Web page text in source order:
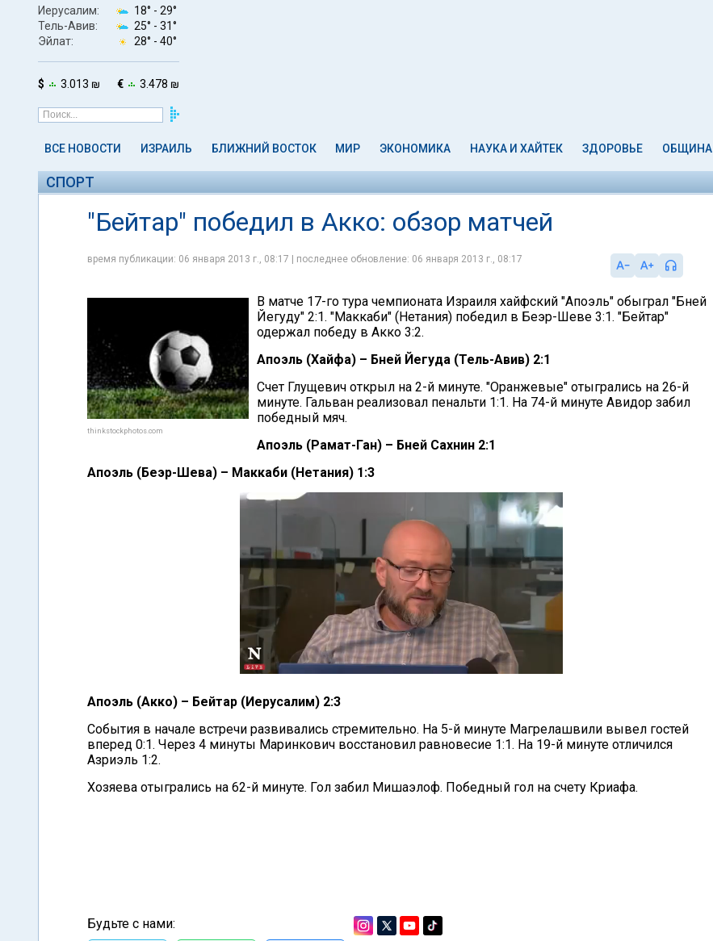
Иерусалим: 18° - 29°
Тель-Авив:
25° - 31°
Эйлат:
28° - 40°
$ 3.013 ₪ € 3.478 ₪
ВСЕ НОВОСТИ ИЗРАИЛЬ БЛИЖНИЙ ВОСТОК МИР ЭКОНОМИКА НАУКА И ХАЙТЕК ЗДОРОВЬЕ ОБЩИНА
СПОРТ
"Бейтар" победил в Акко: обзор матчей
время публикации: 06 января 2013 г., 08:17 | последнее обновление: 06 января 2013 г., 08:17
thinkstockphotos.com
В матче 17-го тура чемпионата Израиля хайфский "Апоэль" обыграл "Бней
Йегуду" 2:1. "Маккаби" (Нетания) победил в Беэр-Шеве 3:1. "Бейтар"
одержал победу в Акко 3:2.
Апоэль (Хайфа) – Бней Йегуда (Тель-Авив) 2:1
Счет Глущевич открыл на 2-й минуте. "Оранжевые" отыгрались на 26-й
минуте. Гальван реализовал пенальти 1:1. На 74-й минуте Авидор забил
победный мяч.
Апоэль (Рамат-Ган) – Бней Сахнин 2:1
Апоэль (Беэр-Шева) – Маккаби (Нетания) 1:3
Апоэль (Акко) – Бейтар (Иерусалим) 2:3
События в начале встречи развивались стремительно. На 5-й минуте Магрелашвили вывел гостей
вперед 0:1. Через 4 минуты Маринкович восстановил равновесие 1:1. На 19-й минуте отличился
Азриэль 1:2.
Хозяева отыгрались на 62-й минуте. Гол забил Мишаэлоф. Победный гол на счету Криафа.
Будьте с нами: